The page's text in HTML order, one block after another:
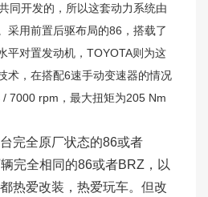
同开发的，所以这套动力系统由
采用前置后驱布局的86，搭载了
平对置发动机，TOYOTA则为这
术，在搭配6速手动变速器的情况
7000 rpm，最大扭矩为205 Nm
完全原厂状态的86或者
完全相同的86或者BRZ，以
热爱改装，热爱玩车。但改